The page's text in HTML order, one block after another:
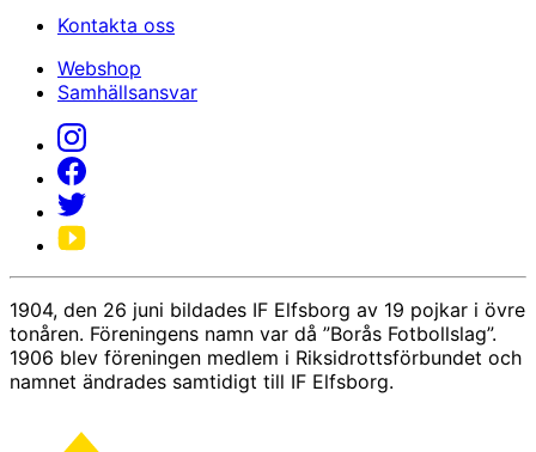
Kontakta oss
Webshop
Samhällsansvar
1904, den 26 juni bildades IF Elfsborg av 19 pojkar i övre
tonåren. Föreningens namn var då ”Borås Fotbollslag”.
1906 blev föreningen medlem i Riksidrottsförbundet och
namnet ändrades samtidigt till IF Elfsborg.